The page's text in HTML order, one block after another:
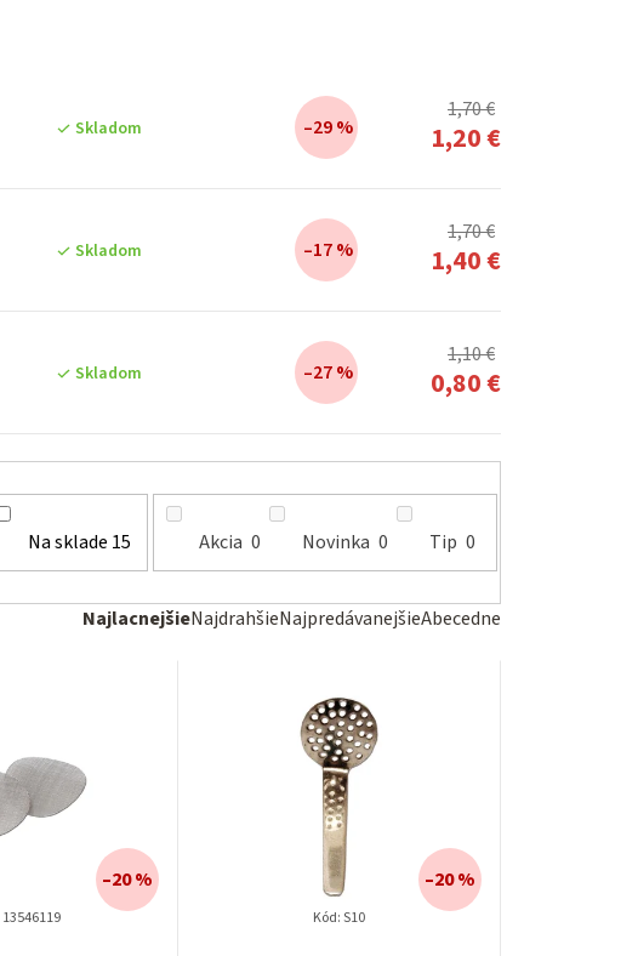
Skladom
1,70 €
–29 % 1,20 €
Skladom
1,70 €
–17 % 1,40 €
Skladom
1,10 €
–27 % 0,80 €
R
e
n
e
NajlacnejšieNajdrahšieNajpredávanejšieAbecedne
Na sklade 15 Akcia 0 Novinka 0 Tip 0
–20 %
13546119
–20 %
Kód:S10